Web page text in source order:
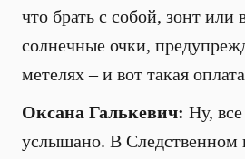
что брать с собой, зонт или
солнечные очки,
метелях – и вот такая
Оксана Галькевич: Ну,
услышано. В Следственном